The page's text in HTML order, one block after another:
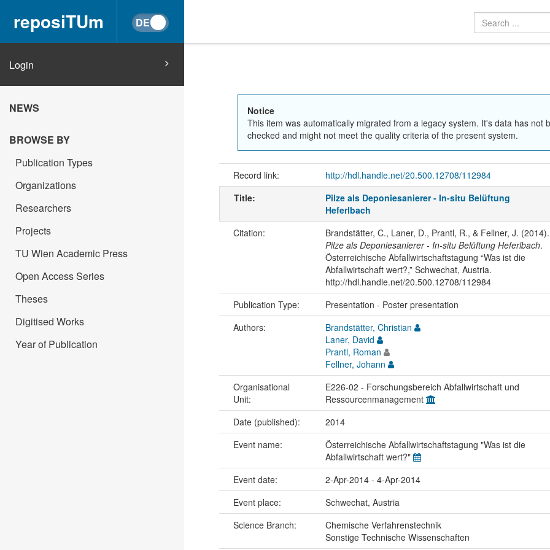
reposiTUm
Login
NEWS
BROWSE BY
Publication Types
Organizations
Researchers
Projects
TU Wien Academic Press
Open Access Series
Theses
Digitised Works
Year of Publication
Notice
This item was automatically migrated from a legacy system. It's data has not
checked and might not meet the quality criteria of the present system.
Record link: http://hdl.handle.net/20.500.12708/112984
Title:
Pilze als Deponiesanierer - In-situ Belüftung
Heferlbach
Citation:
Brandstätter, C., Laner, D., Prantl, R., & Fellner, J. (2014).
Pilze als Deponiesanierer - In-situ Belüftung Heferlbach.
Österreichische Abfallwirtschaftstagung “Was ist die
Abfallwirtschaft wert?,” Schwechat, Austria.
http://hdl.handle.net/20.500.12708/112984
Publication Type: Presentation - Poster presentation
Authors:
Brandstätter, Christian
Laner, David
Prantl, Roman
Fellner, Johann
Organisational
Unit:
E226-02 - Forschungsbereich Abfallwirtschaft und
Ressourcenmanagement
Date (published): 2014
Event name:
Österreichische Abfallwirtschaftstagung "Was ist die
Abfallwirtschaft wert?"
Event date: 2-Apr-2014 - 4-Apr-2014
Event place:
Schwechat, Austria
Science Branch:
Chemische Verfahrenstechnik
Sonstige Technische Wissenschaften